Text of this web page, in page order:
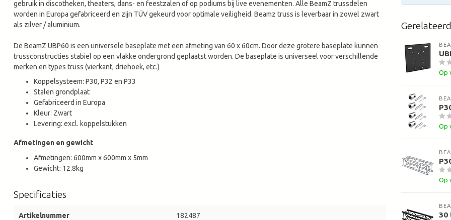
gebruik in discotheken, theaters, dans- en feestzalen of op podiums bij live evenementen. Alle BeamZ trussdelen
worden in Europa gefabriceerd en zijn TÜV gekeurd voor optimale veiligheid. Beamz truss is leverbaar in zowel zwart
als zilver / aluminium.
De BeamZ UBP60 is een universele baseplate met een afmeting van 60 x 60cm. Door deze grotere baseplate kunnen
trussconstructies stabiel op een vlakke ondergrond geplaatst worden. De baseplate is universeel voor verschillende
merken en types truss (vierkant, driehoek, etc.)
Koppelsysteem: P30, P32 en P33
Stalen grondplaat
Gefabriceerd in Europa
Kleur: Zwart
Levering: excl. koppelstukken
Afmetingen en gewicht
Afmetingen: 600mm x 600mm x 5mm
Gewicht: 12.8kg
Specificaties
Artikelnummer 182487
Op
Op
Op
30